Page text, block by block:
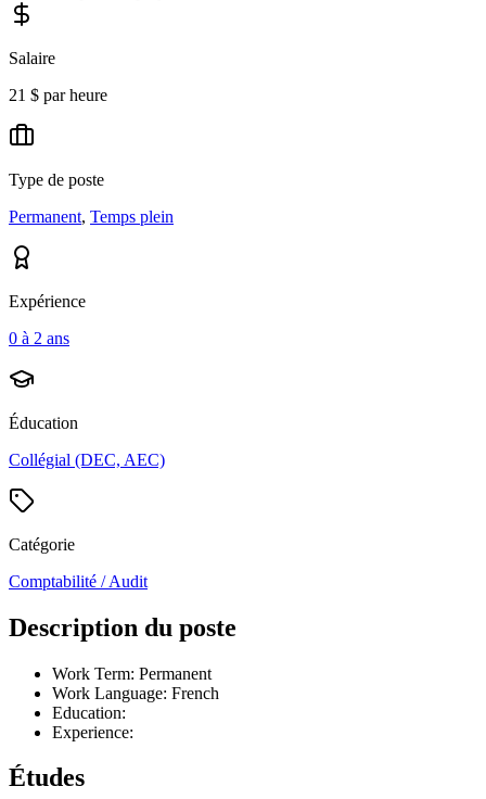
Salaire
21 $ par heure
Type de poste
Permanent, Temps plein
Expérience
0 à 2 ans
Éducation
Collégial (DEC, AEC)
Catégorie
Comptabilité / Audit
Description du poste
Work Term: Permanent
Work Language: French
Education:
Experience:
Études